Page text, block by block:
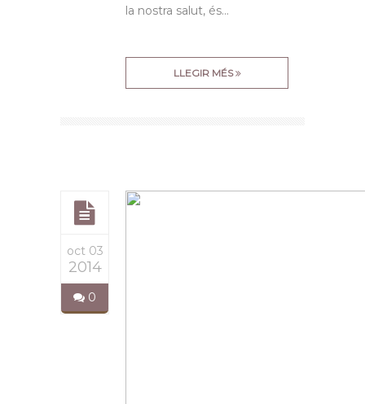
la nostra salut, és...
LLEGIR MÉS
oct 03
2014
0